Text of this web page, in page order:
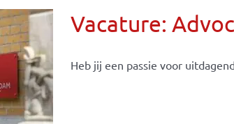
Vacature:
Heb jij een passie voor